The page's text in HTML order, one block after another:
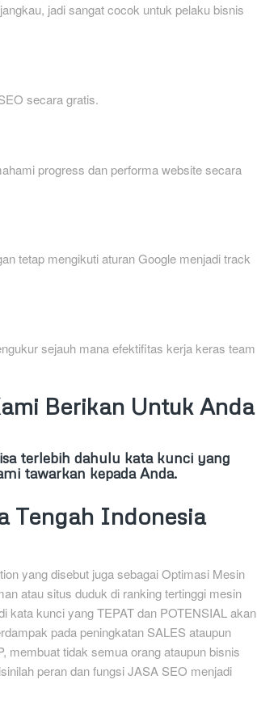
jadi sangat cocok untuk pelaku bisnis
secara gratis.
progress dan performa website secara
tetap mengikuti aturan Google menjadi track
sejauh mana efektifitas kerja keras team
Berikan Untuk Anda
terlebih dahulu kata kunci yang
tawarkan kepada Anda.
Tengah Indonesia
yang disebut juga sebagai Optimasi Mesin
atau situs duduk di ranking tertinggi mesin
kata kunci yang TEPAT dan POTENSIAL akan
pada peningkatan SALES ataupun
membuat tidak semua orang ataupun bisnis
peran dan fungsi JASA SEO menjadi